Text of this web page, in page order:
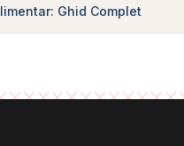
Ghid Complet